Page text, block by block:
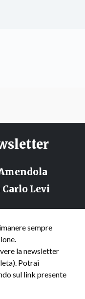
Levi
sempre
la newsletter
). Potrai
sul link presente